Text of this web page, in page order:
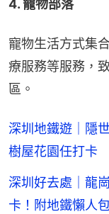
4. 寵物部落
寵物生活方式集
療服務等服務，
區。
深圳地鐵遊｜隱
樹屋花園任打卡
深圳好去處｜龍
卡！附地鐵懶人